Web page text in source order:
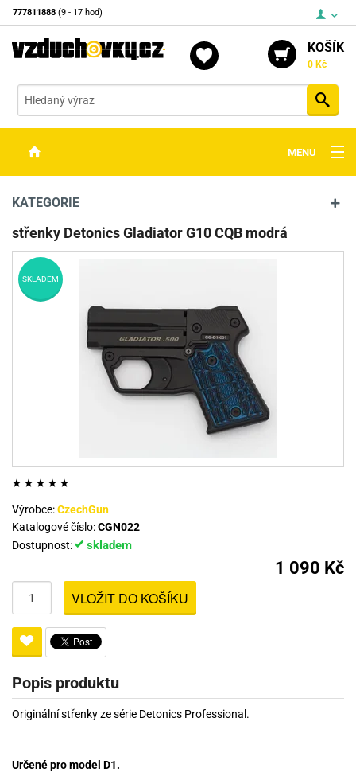
777811888 (9 - 17 hod)
KOŠÍK
0 Kč
MENU
OPTIKA
STŘELIVO
PŘÍSLUŠENSTVÍ
DETEKTORY KOVŮ
KATEGORIE
střenky Detonics Gladiator G10 CQB modrá
SKLADEM
Výrobce:CzechGun
Katalogové číslo:CGN022
Dostupnost:
skladem
1 090 Kč
VLOŽIT DO KOŠÍKU
Popis produktu
Originální střenky ze série Detonics Professional.
Určené pro model D1.